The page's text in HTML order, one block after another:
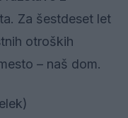
Za šestdeset let
otroških
– naš dom.